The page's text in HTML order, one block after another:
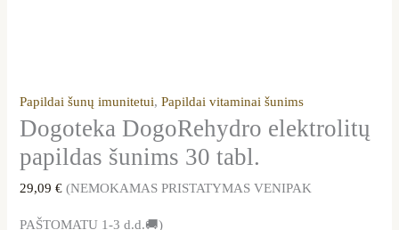
Papildai šunų imunitetui,Papildai vitaminai šunims
Dogoteka DogoRehydro elektrolitų
papildas šunims 30 tabl.
29,09€ (NEMOKAMAS PRISTATYMAS VENIPAK
PAŠTOMATU 1-3 d.d.🚚)